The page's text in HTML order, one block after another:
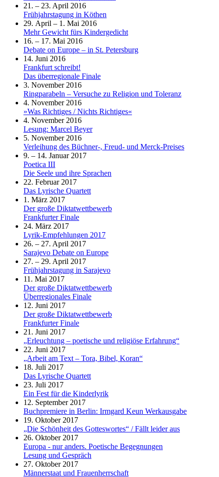
21. – 23. April 2016
Frühjahrstagung in Köthen
29. April – 1. Mai 2016
Mehr Gewicht fürs Kindergedicht
16. – 17. Mai 2016
Debate on Europe – in St. Petersburg
14. Juni 2016
Frankfurt schreibt!
Das überregionale Finale
3. November 2016
Ringparabeln – Versuche zu Religion und Toleranz
4. November 2016
»Was Richtiges / Nichts Richtiges«
4. November 2016
Lesung: Marcel Beyer
5. November 2016
Verleihung des Büchner-, Freud- und Merck-Preises
9. – 14. Januar 2017
Poetica III
Die Seele und ihre Sprachen
22. Februar 2017
Das Lyrische Quartett
1. März 2017
Der große Diktatwettbewerb
Frankfurter Finale
24. März 2017
Lyrik-Empfehlungen 2017
26. – 27. April 2017
Sarajevo Debate on Europe
27. – 29. April 2017
Frühjahrstagung in Sarajevo
11. Mai 2017
Der große Diktatwettbewerb
Überregionales Finale
12. Juni 2017
Der große Diktatwettbewerb
Frankfurter Finale
21. Juni 2017
„Erleuchtung – poetische und religiöse Erfahrung“
22. Juni 2017
„Arbeit am Text – Tora, Bibel, Koran“
18. Juli 2017
Das Lyrische Quartett
23. Juli 2017
Ein Fest für die Kinderlyrik
12. September 2017
Buchpremiere in Berlin: Irmgard Keun Werkausgabe
19. Oktober 2017
„Die Schönheit des Gotteswortes“ / Fällt leider aus
26. Oktober 2017
Europa - nur anders. Poetische Begegnungen
Lesung und Gespräch
27. Oktober 2017
Männerstaat und Frauenherrschaft